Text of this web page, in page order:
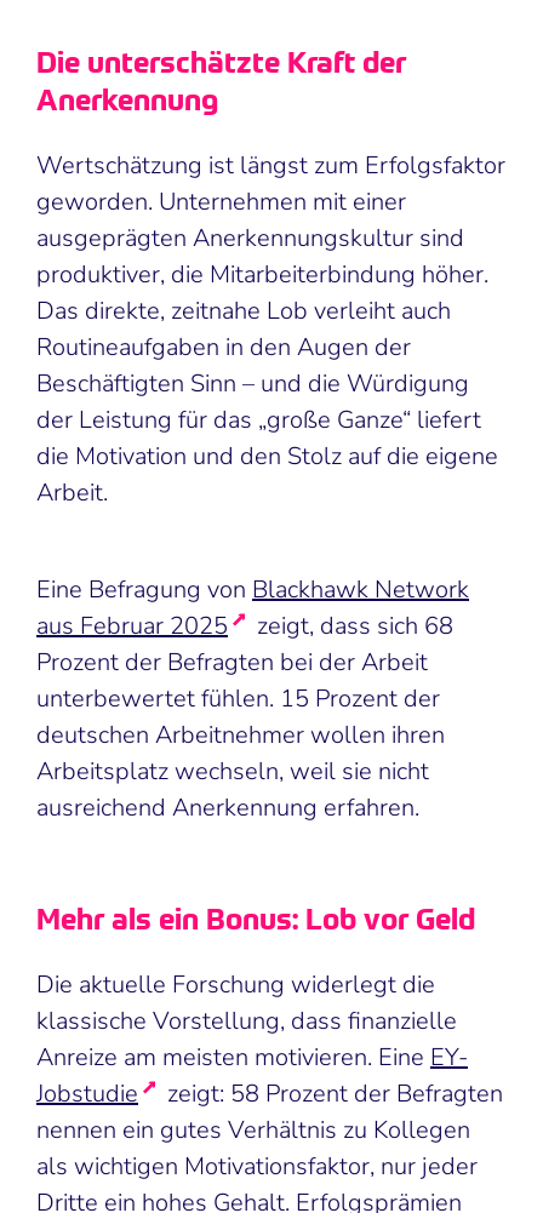
Die unterschätzte Kraft der
Anerkennung
Wertschätzung ist längst zum Erfolgsfaktor
geworden. Unternehmen mit einer
ausgeprägten Anerkennungskultur sind
produktiver, die Mitarbeiterbindung höher.
Das direkte, zeitnahe Lob verleiht auch
Routineaufgaben in den Augen der
Beschäftigten Sinn – und die Würdigung
der Leistung für das „große Ganze“ liefert
die Motivation und den Stolz auf die eigene
Arbeit.
Eine Befragung von Blackhawk Network
aus Februar 2025
zeigt, dass sich 68
Prozent der Befragten bei der Arbeit
unterbewertet fühlen. 15 Prozent der
deutschen Arbeitnehmer wollen ihren
Arbeitsplatz wechseln, weil sie nicht
ausreichend Anerkennung erfahren.
Mehr als ein Bonus: Lob vor Geld
Die aktuelle Forschung widerlegt die
klassische Vorstellung, dass finanzielle
Anreize am meisten motivieren. Eine EY-
Jobstudie
zeigt: 58 Prozent der Befragten
nennen ein gutes Verhältnis zu Kollegen
als wichtigen Motivationsfaktor, nur jeder
Dritte ein hohes Gehalt. Erfolgsprämien